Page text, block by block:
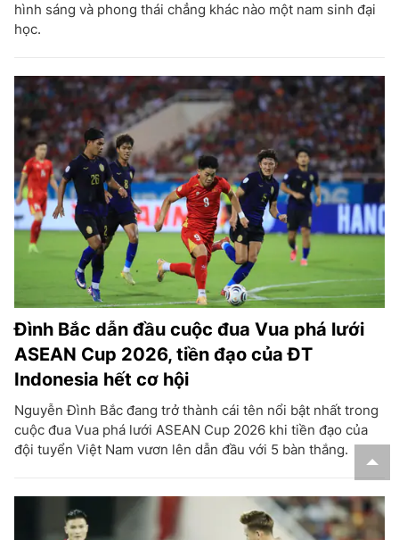
hình sáng và phong thái chẳng khác nào một nam sinh đại
học.
Đình Bắc dẫn đầu cuộc đua Vua phá lưới
ASEAN Cup 2026, tiền đạo của ĐT
Indonesia hết cơ hội
Nguyễn Đình Bắc đang trở thành cái tên nổi bật nhất trong
cuộc đua Vua phá lưới ASEAN Cup 2026 khi tiền đạo của
đội tuyển Việt Nam vươn lên dẫn đầu với 5 bàn thắng.